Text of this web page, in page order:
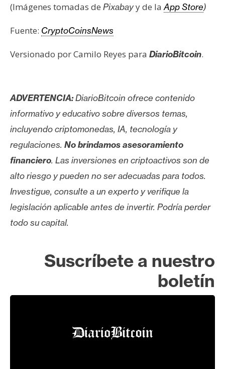
(Imágenes tomadas de Pixabayy de laApp Store)
Fuente: CryptoCoinsNews
Versionado por Camilo Reyes para DiarioBitcoin.
ADVERTENCIA:DiarioBitcoin ofrece contenido
informativo y educativo sobre diversos temas,
incluyendo criptomonedas, IA, tecnología y
regulaciones. No brindamos asesoramiento
financiero. Las inversiones en criptoactivos son de
alto riesgo y pueden no ser adecuadas para todos.
Investigue, consulte a un experto y verifique la
legislación aplicable antes de invertir. Podría perder
todo su capital.
Suscríbete a nuestro
boletín